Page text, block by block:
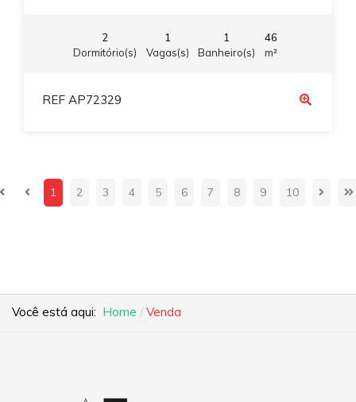
2
Dormitório(s)
1
Vagas(s)
1
Banheiro(s)
46
m²
REF AP72329
1 2 3 4 5 6 7 8 9 10
Você está aqui: Home Venda